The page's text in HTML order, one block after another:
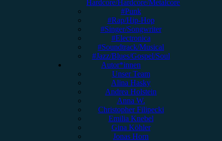
Hardcore/Hardcore/Metalcore
#Punk
#Rap/Hip-Hop
#Singer/Songwriter
#Electronica
#Soundtrack/Musical
#Jazz/Blues/Gospel/Soul
Autor*innen
Unser Team
Alina Hasky
Andrea Holstein
Anna W.
Christopher Filipecki
Emilia Knebel
Gina Köhler
Jonas Horn